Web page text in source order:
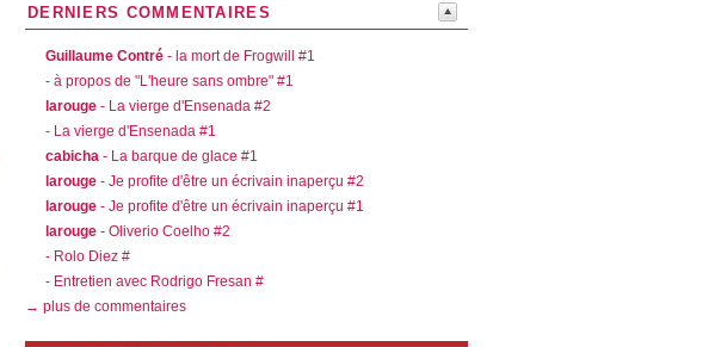
DERNIERS COMMENTAIRES
Guillaume Contré - la mort de Frogwill #1
- à propos de "L'heure sans ombre" #1
larouge - La vierge d'Ensenada #2
- La vierge d'Ensenada #1
cabicha - La barque de glace #1
larouge - Je profite d'être un écrivain inaperçu #2
larouge - Je profite d'être un écrivain inaperçu #1
larouge - Oliverio Coelho #2
- Rolo Diez #
- Entretien avec Rodrigo Fresan #
→ plus de commentaires